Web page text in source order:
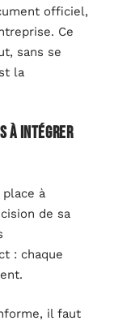
officiel,
Ce
sans se
la
à intégrer
à
de sa
: chaque
il faut